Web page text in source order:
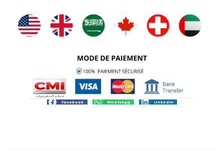
Facebook WhatsApp LinkedIn